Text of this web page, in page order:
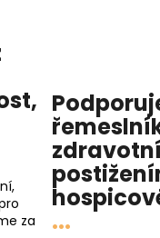
,
za
...